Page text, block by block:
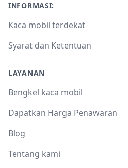
INFORMASI:
Kaca mobil terdekat
Syarat dan Ketentuan
LAYANAN
Bengkel kaca mobil
Dapatkan Harga Penawaran
Blog
Tentang kami